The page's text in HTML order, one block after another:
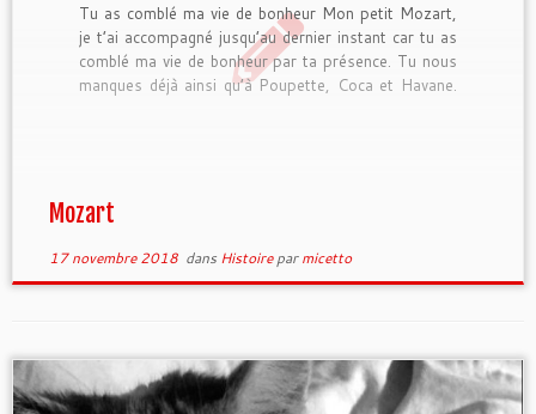
Tu as comblé ma vie de bonheur Mon petit Mozart,
je t’ai accompagné jusqu’au dernier instant car tu as
comblé ma vie de bonheur par ta présence. Tu nous
manques déjà ainsi qu’à Poupette, Coca et Havane.
Mozart
17 novembre 2018dans Histoireparmicetto